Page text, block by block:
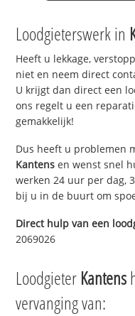
Loodgieterswerk in
Heeft u lekkage,
niet en neem direct
U krijgt dan direct een
ons regelt u een
gemakkelijk!
Dus heeft u problemen
Kantens en wenst snel
werken 24 uur per dag,
bij u in de buurt om
Direct hulp van een
2069026
Loodgieter Kantens
vervanging van: